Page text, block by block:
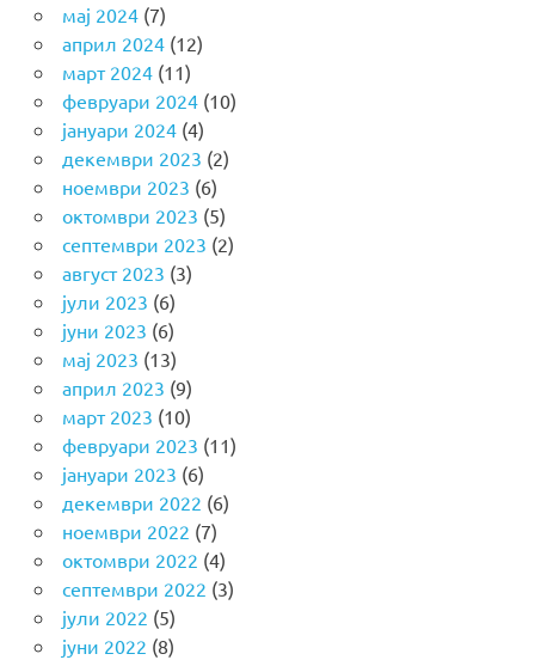
мај 2024(7)
април 2024(12)
март 2024(11)
февруари 2024(10)
јануари 2024(4)
декември 2023 (2)
ноември 2023 (6)
октомври 2023 (5)
септември 2023 (2)
август 2023 (3)
јули 2023 (6)
јуни 2023 (6)
мај 2023 (13)
април 2023 (9)
март 2023 (10)
февруари 2023 (11)
јануари 2023 (6)
декември 2022 (6)
ноември 2022 (7)
октомври 2022 (4)
септември 2022 (3)
јули 2022 (5)
јуни 2022 (8)